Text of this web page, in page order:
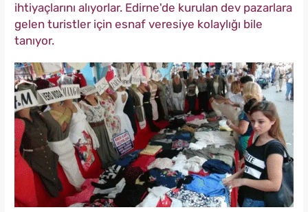
ihtiyaçlarını alıyorlar. Edirne'de kurulan dev pazarlara
gelen turistler için esnaf veresiye kolaylığı bile
tanıyor.